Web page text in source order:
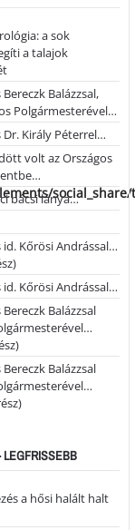
a sok
a talajok
Balázzsal,
Polgármesterével…
Dr. Király Péterrel…
volt az Országos
bácsi lánya…
id. Kőrösi Andrással…
id. Kőrösi Andrással…
Balázzsal
Balázzsal
LEGFRISSEBB
a hősi halált halt